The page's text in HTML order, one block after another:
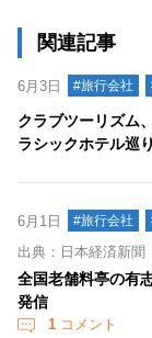
関連記事
6月3日 #旅行会社
クラブツーリズム
ラシックホテル巡
6月1日 #旅行会社
出典：日本経済新聞
全国老舗料亭の有
発信
1 コメント